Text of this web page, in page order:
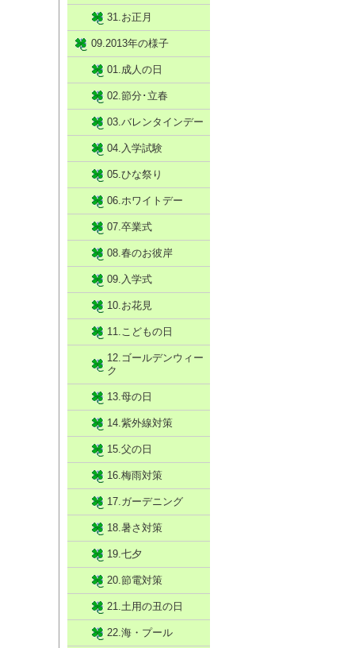
31.お正月
09.2013年の様子
01.成人の日
02.節分･立春
03.バレンタインデー
04.入学試験
05.ひな祭り
06.ホワイトデー
07.卒業式
08.春のお彼岸
09.入学式
10.お花見
11.こどもの日
12.ゴールデンウィー
ク
13.母の日
14.紫外線対策
15.父の日
16.梅雨対策
17.ガーデニング
18.暑さ対策
19.七夕
20.節電対策
21.土用の丑の日
22.海・プール